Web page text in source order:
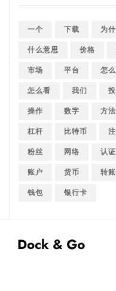
一个 下载 为
什么意思
价格
市场
平台 怎么
怎么看
我们
操作
数字 方法
杠杆
比特币
粉丝
网络 认证
账户
货币 转账
钱包
银行卡